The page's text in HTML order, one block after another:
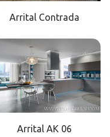
Arrital Contrada
Arrital AK 06